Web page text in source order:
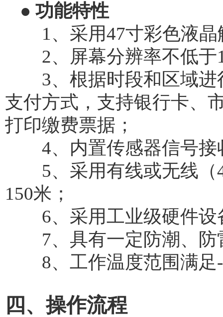
● 功能特性
1、采用47寸彩色液晶
2、屏幕分辨率不低于
3、根据时段和区域进
支付方式，支持银行卡、
打印缴费票据；
4、内置传感器信号接
5、采用有线或无线（
150米；
6、采用工业级硬件设
7、具有一定防潮、防
8、工作温度范围满足
四、操作流程